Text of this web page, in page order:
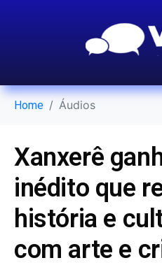
Home Áudios
Xanxerê
inédito que
história e
com arte e